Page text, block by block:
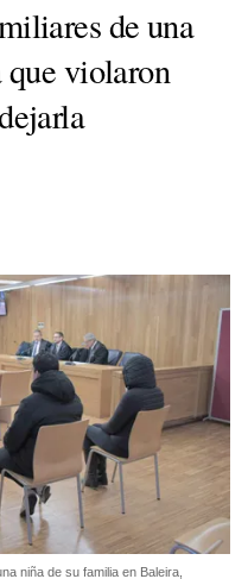
de una
violaron
niña de su familia en Baleira,